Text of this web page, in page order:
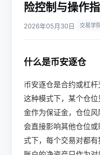
险控制与操作
2026年05月30日 交易学
什么是币安逐仓
币安逐仓是合约或杠
这种模式下，某个仓
金作为保证金，仓位
会直接影响其他仓位
式下，每个交易对都